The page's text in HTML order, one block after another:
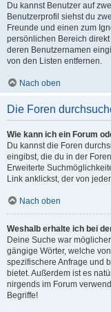
Du kannst Benutzer auf
Benutzerprofil siehst du
Freunde und einen zum
persönlichen Bereich
deren Benutzernamen
von den Listen entfernen.
Nach oben
Die Foren
Wie kann ich ein Forum
Du kannst die Foren
eingibst, die du in der
Erweiterte
Link anklickst, der von
Nach oben
Weshalb erhalte ich bei
Deine Suche war
gängige Wörter, welche
spezifischere Anfrage und
bietet. Außerdem ist es
nirgends im Forum
Begriffe!